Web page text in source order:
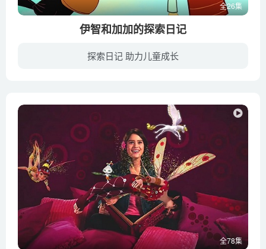
全26集
伊智和加加的探索日记
探索日记 助力儿童成长
全78集